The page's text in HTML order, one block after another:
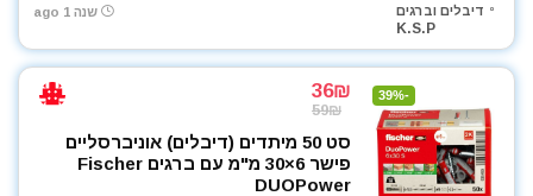
דיבלים וברגים
K.S.P
שנה 1 ago
-39%
36₪
59₪
סט 50 מיתדים (דיבלים) אוניברסליים
פישר 6×30 מ"מ עם ברגים Fischer
DUOPower